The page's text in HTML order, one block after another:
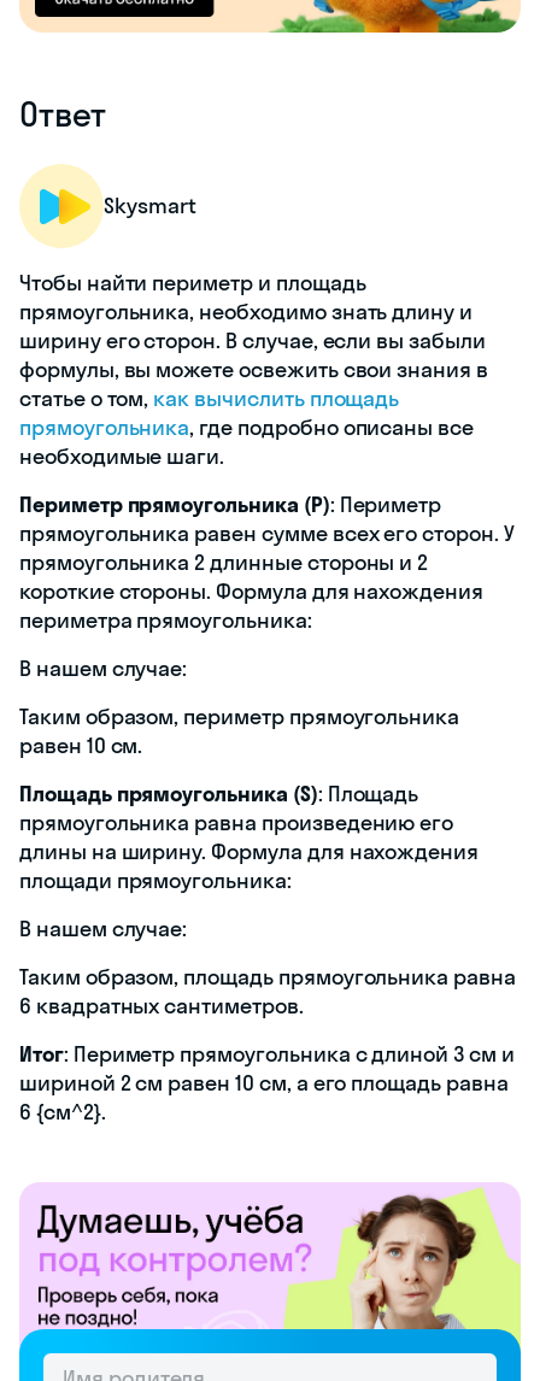
Ответ
Skysmart
Чтобы найти периметр и площадь
прямоугольника, необходимо знать длину и
ширину его сторон. В случае, если вы забыли
формулы, вы можете освежить свои знания в
статье о том, как вычислить площадь
прямоугольника, где подробно описаны все
необходимые шаги.
Периметр прямоугольника (P): Периметр
прямоугольника равен сумме всех его сторон. У
прямоугольника 2 длинные стороны и 2
короткие стороны. Формула для нахождения
периметра прямоугольника:
В нашем случае:
Таким образом, периметр прямоугольника
равен 10 см.
Площадь прямоугольника (S): Площадь
прямоугольника равна произведению его
длины на ширину. Формула для нахождения
площади прямоугольника:
В нашем случае:
Таким образом, площадь прямоугольника равна
6 квадратных сантиметров.
Итог: Периметр прямоугольника с длиной 3 см и
шириной 2 см равен 10 см, а его площадь равна
6 {см^2}.